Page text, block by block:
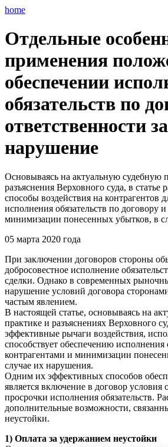
home
Отдельные
применения
обеспечении
обязательств по
ответственности
нарушение
Основываясь на актуальную судебную
разъяснения Верховного суда, в статье
способы воздействия на контрагентов
исполнения обязательств по договору и
минимизации понесенных убытков, в
05 марта 2020 года
При заключении договоров стороны
добросовестное исполнение
сделки. Однако в современных
нарушение условий договора
частым явлением.
В настоящей статье, основываясь на
практике и разъяснениях Верховного
эффективные рычаги воздействия,
способствует обеспечению исполнения
контрагентами и минимизации
случае их нарушения.
Одним их эффективных способов
является включение в договор условия
просрочки исполнения обязательств.
дополнительные возможности,
неустойки.
1) Оплата за удержанием неустойки